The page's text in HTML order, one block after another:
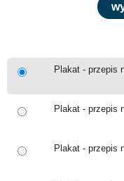
Plakat - przepis
Plakat - przepis
Plakat - przepis